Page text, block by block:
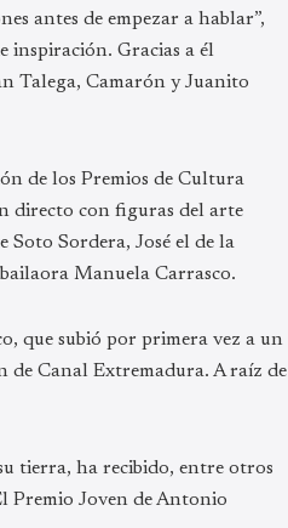
antes de empezar a hablar”,
inspiración. Gracias a él
Talega, Camarón y Juanito
de los Premios de Cultura
directo con figuras del arte
Sordera, José el de la
Manuela Carrasco.
que subió por primera vez a un
de Canal Extremadura. A raíz de
tierra, ha recibido, entre otros
Premio Joven de Antonio